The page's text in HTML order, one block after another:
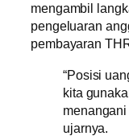
mengambil
pengeluaran
pembayaran
“Posisi
kita
menangani
ujarnya.